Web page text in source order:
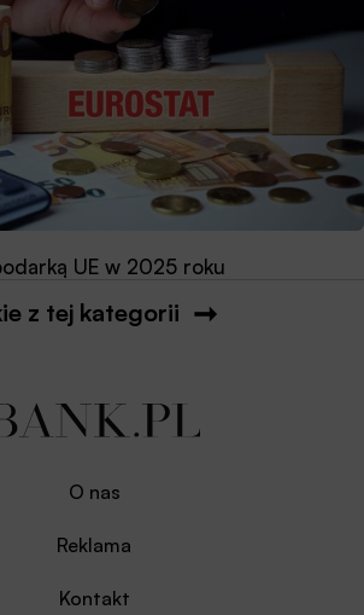
UE w 2025 roku
z tej kategorii
O nas
Reklama
Kontakt